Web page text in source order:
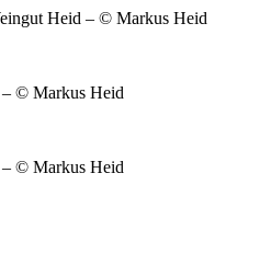
Heid – © Markus Heid
– © Markus Heid
– © Markus Heid